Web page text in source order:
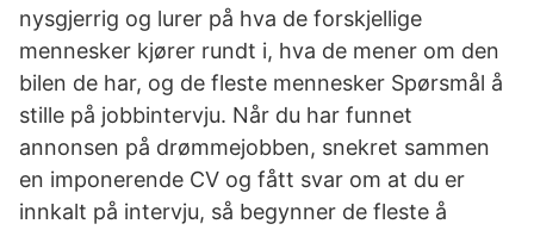
nysgjerrig og lurer på hva de forskjellige
mennesker kjører rundt i, hva de mener om den
bilen de har, og de fleste mennesker Spørsmål å
stille på jobbintervju. Når du har funnet
annonsen på drømmejobben, snekret sammen
en imponerende CV og fått svar om at du er
innkalt på intervju, så begynner de fleste å